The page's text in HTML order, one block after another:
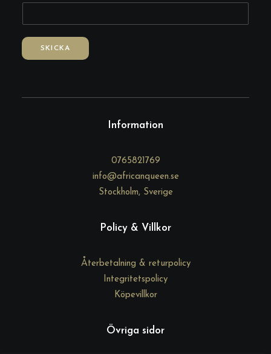
E
SKICKA
Information
0765821769
info@africanqueen.se
Stockholm, Sverige
Policy & Villkor
Återbetalning & returpolicy
Integritetspolicy
Köpevillkor
Övriga sidor